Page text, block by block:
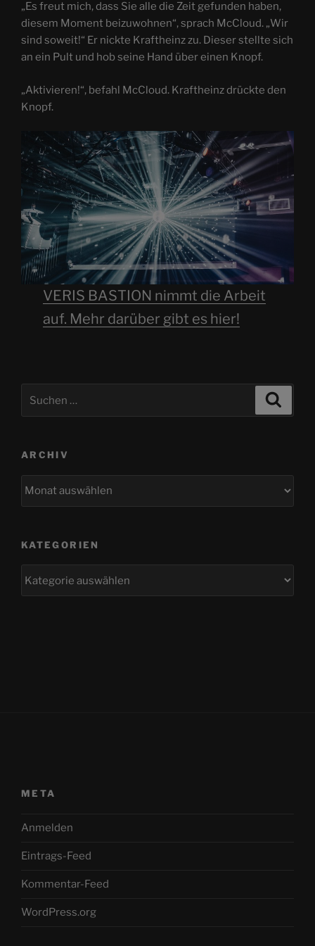
„Es freut mich, dass Sie alle die Zeit gefunden haben,
diesem Moment beizuwohnen“, sprach McCloud. „Wir
sind soweit!“ Er nickte Kraftheinz zu. Dieser stellte sich
an ein Pult und hob seine Hand über einen Knopf.
„Aktivieren!“, befahl McCloud. Kraftheinz drückte den
Knopf.
VERIS BASTION nimmt die Arbeit
auf. Mehr darüber gibt es hier!
ARCHIV
KATEGORIEN
META
Anmelden
Eintrags-Feed
Kommentar-Feed
WordPress.org